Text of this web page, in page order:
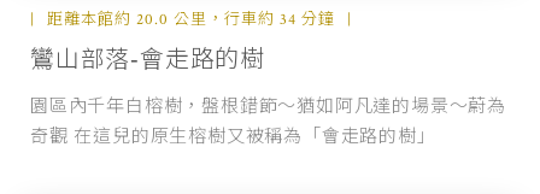
距離本館約 20.0 公里，行車約 34 分鐘
鸞山部落-會走路的樹
園區內千年白榕樹，盤根錯節～猶如阿凡達的場景～蔚為
奇觀 在這兒的原生榕樹又被稱為「會走路的樹」